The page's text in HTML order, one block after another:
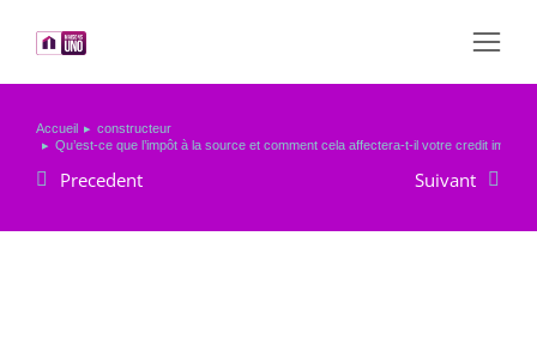
Vous êtes ici :
Accueil
constructeur
Qu’est-ce que l’impôt à la source et comment cela affectera-t-il votre credit
Precedent Suivant